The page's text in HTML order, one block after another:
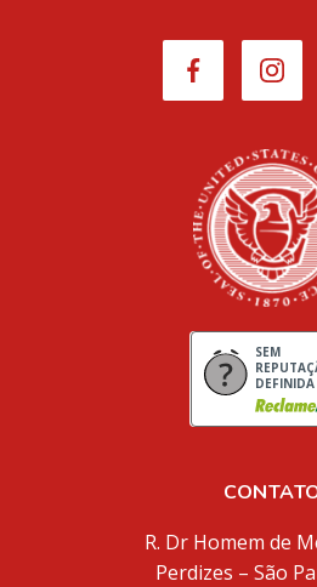
SEM
DEFINIDA
R. Dr Homem de
Perdizes – São